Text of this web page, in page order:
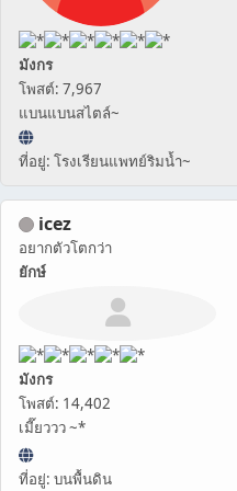
มังกร
โพสต์: 7,967
แบนแบนสไตล์~
ที่อยู่: โรงเรียนแพทย์ริมน้ำ~
icez
อยากตัวโตกว่า
ยักษ์
มังกร
โพสต์: 14,402
เมี๊ยววว ~*
ที่อยู่: บนพื้นดิน